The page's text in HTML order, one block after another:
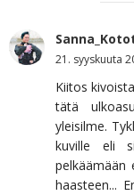
21. syyskuuta
Kiitos
tätä
yleisilme.
kuville eli
pelkäämään
haasteen...